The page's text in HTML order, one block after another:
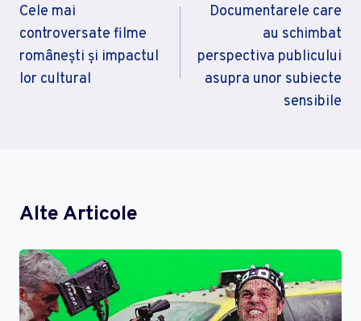
În
Articole
Cele mai
controversate filme
românești și impactul
lor cultural
Documentarele care
au schimbat
perspectiva publicului
asupra unor subiecte
sensibile
Alte Articole